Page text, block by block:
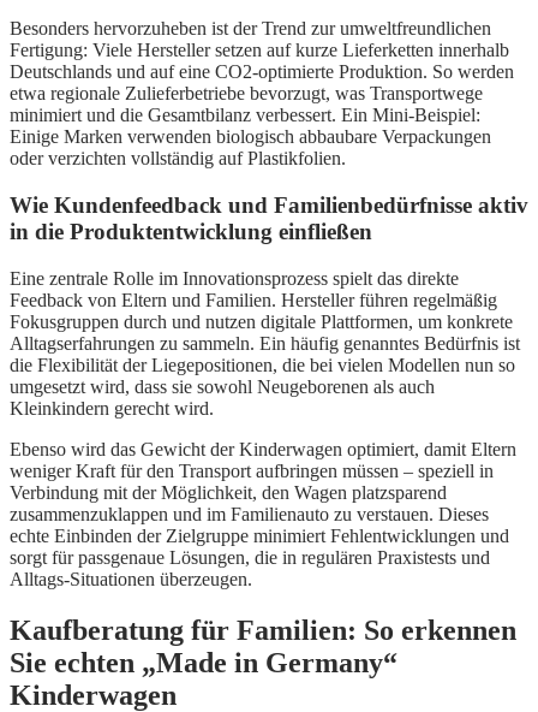
Besonders hervorzuheben ist der Trend zur umweltfreundlichen
Fertigung: Viele Hersteller setzen auf kurze Lieferketten innerhalb
Deutschlands und auf eine CO2-optimierte Produktion. So werden
etwa regionale Zulieferbetriebe bevorzugt, was Transportwege
minimiert und die Gesamtbilanz verbessert. Ein Mini-Beispiel:
Einige Marken verwenden biologisch abbaubare Verpackungen
oder verzichten vollständig auf Plastikfolien.
Wie Kundenfeedback und Familienbedürfnisse aktiv
in die Produktentwicklung einfließen
Eine zentrale Rolle im Innovationsprozess spielt das direkte
Feedback von Eltern und Familien. Hersteller führen regelmäßig
Fokusgruppen durch und nutzen digitale Plattformen, um konkrete
Alltagserfahrungen zu sammeln. Ein häufig genanntes Bedürfnis ist
die Flexibilität der Liegepositionen, die bei vielen Modellen nun so
umgesetzt wird, dass sie sowohl Neugeborenen als auch
Kleinkindern gerecht wird.
Ebenso wird das Gewicht der Kinderwagen optimiert, damit Eltern
weniger Kraft für den Transport aufbringen müssen – speziell in
Verbindung mit der Möglichkeit, den Wagen platzsparend
zusammenzuklappen und im Familienauto zu verstauen. Dieses
echte Einbinden der Zielgruppe minimiert Fehlentwicklungen und
sorgt für passgenaue Lösungen, die in regulären Praxistests und
Alltags-Situationen überzeugen.
Kaufberatung für Familien: So erkennen
Sie echten „Made in Germany“
Kinderwagen